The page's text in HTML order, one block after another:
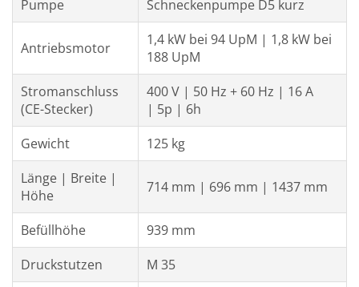
Pumpe Schneckenpumpe D5 kurz
Antriebsmotor
1,4 kW bei 94 UpM | 1,8 kW bei
188 UpM
Stromanschluss
(CE-Stecker)
400 V | 50 Hz + 60 Hz | 16 A
| 5p | 6h
Gewicht
125 kg
Länge | Breite |
Höhe
714 mm | 696 mm | 1437 mm
Befüllhöhe
939 mm
Druckstutzen
M 35